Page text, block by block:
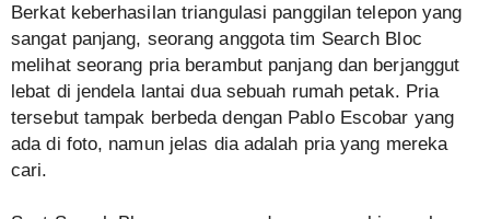
Berkat keberhasilan triangulasi panggilan telepon yang
sangat panjang, seorang anggota tim Search Bloc
melihat seorang pria berambut panjang dan berjanggut
lebat di jendela lantai dua sebuah rumah petak. Pria
tersebut tampak berbeda dengan Pablo Escobar yang
ada di foto, namun jelas dia adalah pria yang mereka
cari.